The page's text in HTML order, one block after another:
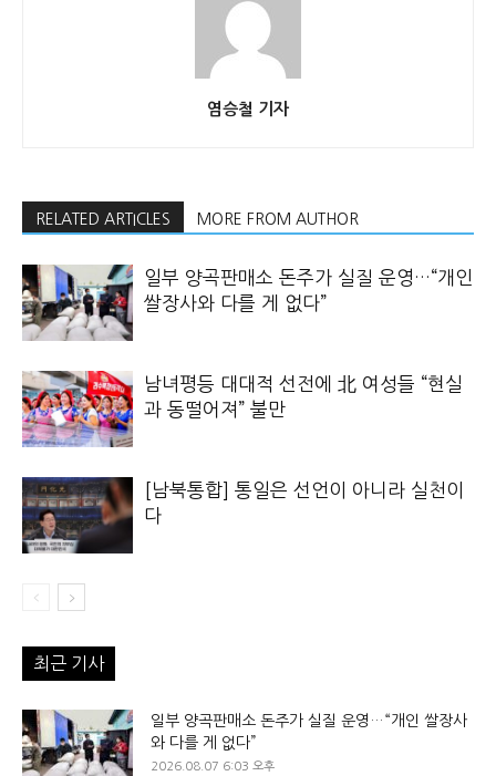
염승철 기자
RELATED ARTICLES MORE FROM AUTHOR
일부 양곡판매소 돈주가 실질 운영…“개인
쌀장사와 다를 게 없다”
남녀평등 대대적 선전에 北 여성들 “현실
과 동떨어져” 불만
[남북통합] 통일은 선언이 아니라 실천이
다
최근 기사
일부 양곡판매소 돈주가 실질 운영…“개인 쌀장사
와 다를 게 없다”
2026.08.07 6:03 오후